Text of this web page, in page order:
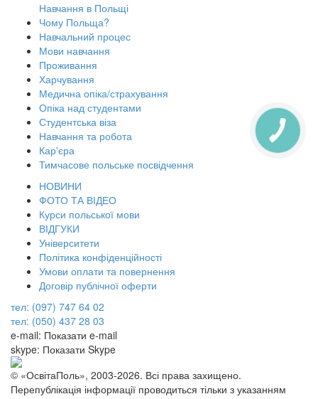
Навчання в Польщі
Чому Польща?
Навчальний процес
Мови навчання
Проживання
Харчування
Медична опіка/страхування
Опіка над студентами
Студентська віза
Навчання та робота
Кар'єра
Тимчасове польське посвідчення
НОВИНИ
ФОТО ТА ВІДЕО
Курси польської мови
ВІДГУКИ
Університети
Політика конфіденційності
Умови оплати та повернення
Договір публічної оферти
тел: (097) 747 64 02
тел: (050) 437 28 03
e-mail: Показати e-mail
skype: Показати Skype
© «ОсвітаПоль», 2003-2026. Всі права захищено.
Перепублікація інформації проводиться тільки з указанням